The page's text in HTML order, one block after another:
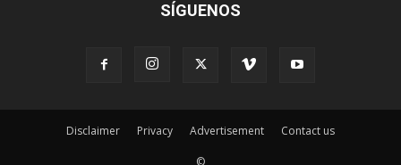
SÍGUENOS
Disclaimer Privacy Advertisement Contact us